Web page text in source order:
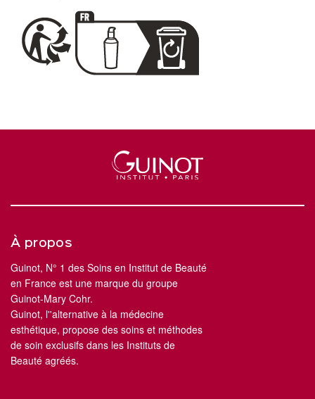
À propos
Guinot, N° 1 des Soins en Institut de Beauté
en France est une marque du groupe
Guinot-Mary Cohr.
Guinot, l''alternative à la médecine
esthétique, propose des soins et méthodes
de soin exclusifs dans les Instituts de
Beauté agréés.